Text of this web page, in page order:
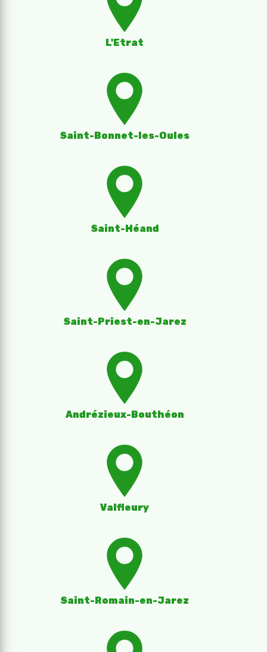
L'Etrat
Saint-Bonnet-les-Oules
Saint-Héand
Saint-Priest-en-Jarez
Andrézieux-Bouthéon
Valfleury
Saint-Romain-en-Jarez